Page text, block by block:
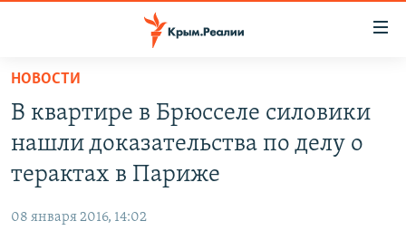
Вернуться
основному
содержанию
главной
навигации
СПЕЦПРОЕКТЫ
11 ЛЕТ ОККУПАЦИИ КРЫМА. 11 ИСТОРИЙ СОПРОТИВЛЕНИЯ
ЕЩЕ
НОВОСТИ
В квартире в Брюсселе силовики
нашли доказательства по делу о
терактах в Париже
08 января 2016, 14:02